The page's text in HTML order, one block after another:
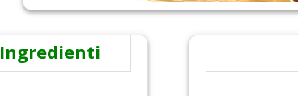
Ingredienti